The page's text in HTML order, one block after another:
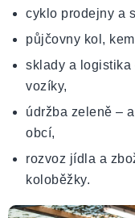
cyklo prodejny a
půjčovny kol,
sklady a logistika
vozíky,
údržba zeleně –
obcí,
rozvoz jídla a
koloběžky.